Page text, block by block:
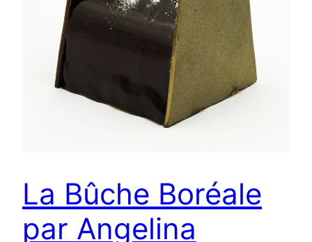
La Bûche Boréale
par Angelina